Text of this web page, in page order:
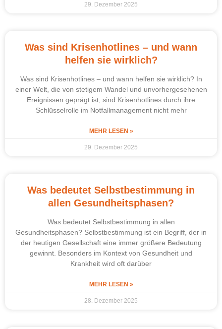
29. Dezember 2025
Was sind Krisenhotlines – und wann
helfen sie wirklich?
Was sind Krisenhotlines – und wann helfen sie wirklich? In
einer Welt, die von stetigem Wandel und unvorhergesehenen
Ereignissen geprägt ist, sind Krisenhotlines durch ihre
Schlüsselrolle im Notfallmanagement nicht mehr
MEHR LESEN »
29. Dezember 2025
Was bedeutet Selbstbestimmung in
allen Gesundheitsphasen?
Was bedeutet Selbstbestimmung in allen
Gesundheitsphasen? Selbstbestimmung ist ein Begriff, der in
der heutigen Gesellschaft eine immer größere Bedeutung
gewinnt. Besonders im Kontext von Gesundheit und
Krankheit wird oft darüber
MEHR LESEN »
28. Dezember 2025